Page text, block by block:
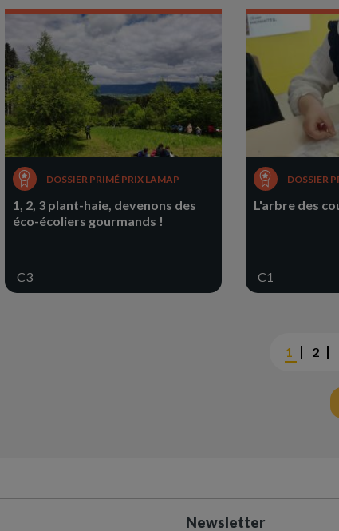
DOSSIER PRIMÉ PRIX LAMAP
1, 2, 3 plant-haie, devenons des
éco-écoliers gourmands !
C3
DOSSIER
L'arbre des
C1
Page
courante
1 2
Newsletter